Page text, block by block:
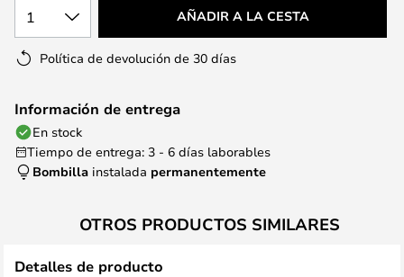
1 AÑADIR A LA CESTA
Política de devolución de 30 días
Información de entrega
En stock
Tiempo de entrega: 3 - 6 días laborables
Bombilla instalada permanentemente
OTROS PRODUCTOS SIMILARES
Detalles de producto